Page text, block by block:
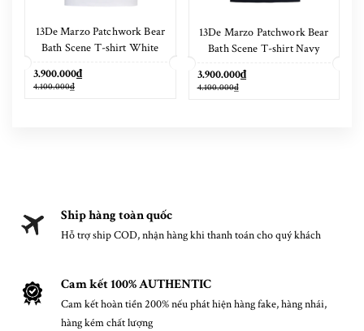
13De Marzo Patchwork Bear
Bath Scene T-shirt White
3.900.000₫
4.100.000₫
13De Marzo Patchwork Bear
Bath Scene T-shirt Navy
3.900.000₫
4.100.000₫
Ship hàng toàn quốc
Hỗ trợ ship COD, nhận hàng khi thanh toán cho quý khách
Cam kết 100% AUTHENTIC
Cam kết hoàn tiền 200% nếu phát hiện hàng fake, hàng nhái,
hàng kém chất lượng